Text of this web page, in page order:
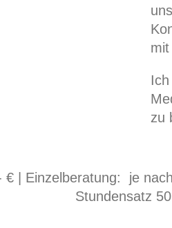
zu
| Einzelberatung: je
Stundensatz